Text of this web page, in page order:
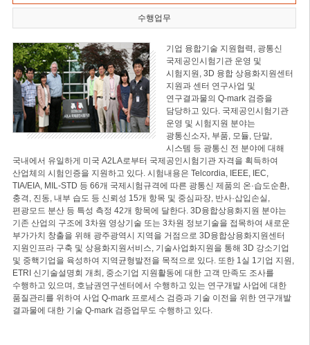
수행업무
기업 융합기술 지원협력, 광통신
국제공인시험기관 운영 및
시험지원, 3D 융합 상용화지원센터
지원과 센터 연구사업 및
연구결과물의 Q-mark 검증을
담당하고 있다. 국제공인시험기관
운영 및 시험지원 분야는
광통신소자, 부품, 모듈, 단말,
시스템 등 광통신 전 분야에 대해
국내에서 유일하게 미국 A2LA로부터 국제공인시험기관 자격을 획득하여
산업체의 시험인증을 지원하고 있다. 시험내용은 Telcordia, IEEE, IEC,
TIA/EIA, MIL-STD 등 66개 국제시험규격에 따른 광통신 제품의 온·습도순환,
충격, 진동, 내부 습도 등 신뢰성 15개 항목 및 중심파장, 반사·삽입손실,
편광모드 분산 등 특성 측정 42개 항목에 달한다. 3D융합상용화지원 분야는
기존 산업의 구조에 3차원 영상기술 또는 3차원 정보기술을 접목하여 새로운
부가가치 창출을 위해 광주광역시 지역을 거점으로 3D융합상용화지원센터
지원인프라 구축 및 상용화지원서비스, 기술사업화지원을 통해 3D 강소기업
및 중핵기업을 육성하여 지역균형발전을 목적으로 있다. 또한 1실 1기업 지원,
ETRI 신기술설명회 개최, 중소기업 지원활동에 대한 고객 만족도 조사를
수행하고 있으며, 호남권연구센터에서 수행하고 있는 연구개발 사업에 대한
품질관리를 위하여 사업 Q-mark 프로세스 검증과 기술 이전을 위한 연구개발
결과물에 대한 기술 Q-mark 검증업무도 수행하고 있다.